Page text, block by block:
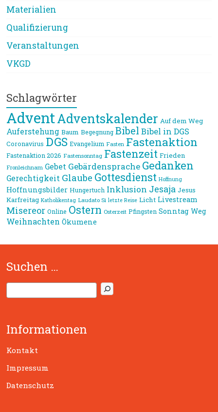
Materialien
Qualifizierung
Veranstaltungen
VKGD
Schlagwörter
AdventAdventskalender Auf dem Weg
Auferstehung Baum Begegnung Bibel Bibel in DGS
Coronavirus DGS Evangelium Fasten Fastenaktion
Fastenaktion 2026 Fastensonntag Fastenzeit Frieden
Fronleichnam Gebet Gebärdensprache Gedanken
Gerechtigkeit Glaube Gottesdienst Hoffnung
Hoffnungsbilder Hungertuch Inklusion Jesaja Jesus
Karfreitag Katholikentag Laudato Si letzte Reise Licht Livestream
Misereor Online Ostern Osterzeit Pfingsten Sonntag Weg
Weihnachten Ökumene
Suchen …
u
e
n
Informationen
Kontakt
Impressum
Datenschutz